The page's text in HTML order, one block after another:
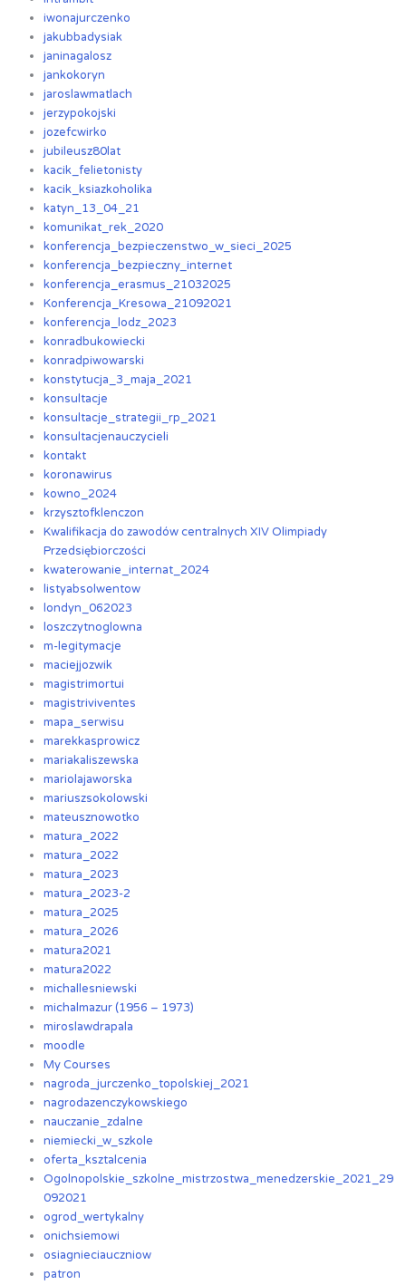
iwonajurczenko
jakubbadysiak
janinagalosz
jankokoryn
jaroslawmatlach
jerzypokojski
jozefcwirko
jubileusz80lat
kacik_felietonisty
kacik_ksiazkoholika
katyn_13_04_21
komunikat_rek_2020
konferencja_bezpieczenstwo_w_sieci_2025
konferencja_bezpieczny_internet
konferencja_erasmus_21032025
Konferencja_Kresowa_21092021
konferencja_lodz_2023
konradbukowiecki
konradpiwowarski
konstytucja_3_maja_2021
konsultacje
konsultacje_strategii_rp_2021
konsultacjenauczycieli
kontakt
koronawirus
kowno_2024
krzysztofklenczon
Kwalifikacja do zawodów centralnych XIV Olimpiady
Przedsiębiorczości
kwaterowanie_internat_2024
listyabsolwentow
londyn_062023
loszczytnoglowna
m-legitymacje
maciejjozwik
magistrimortui
magistriviventes
mapa_serwisu
marekkasprowicz
mariakaliszewska
mariolajaworska
mariuszsokolowski
mateusznowotko
matura_2022
matura_2022
matura_2023
matura_2023-2
matura_2025
matura_2026
matura2021
matura2022
michallesniewski
michalmazur (1956 – 1973)
miroslawdrapala
moodle
My Courses
nagroda_jurczenko_topolskiej_2021
nagrodazenczykowskiego
nauczanie_zdalne
niemiecki_w_szkole
oferta_ksztalcenia
Ogolnopolskie_szkolne_mistrzostwa_menedzerskie_2021_29
092021
ogrod_wertykalny
onichsiemowi
osiagnieciauczniow
patron